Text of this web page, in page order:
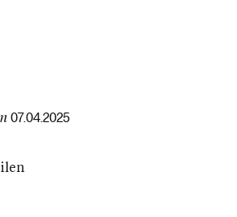
07.04.2025